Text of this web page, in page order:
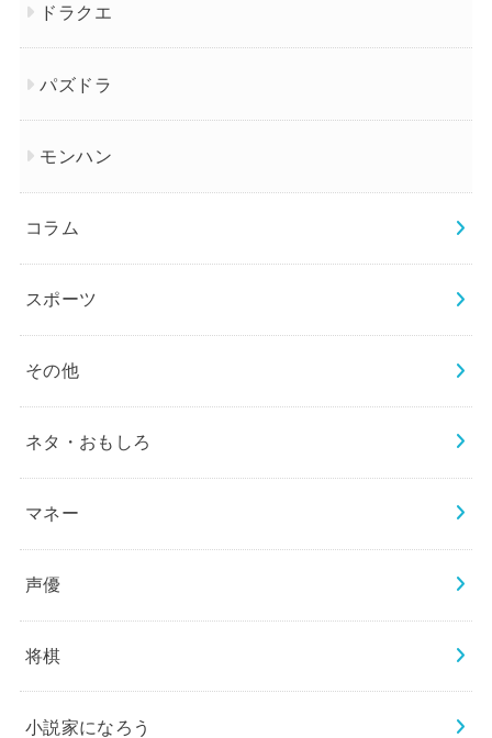
ドラクエ
パズドラ
モンハン
コラム
スポーツ
その他
ネタ・おもしろ
マネー
声優
将棋
小説家になろう